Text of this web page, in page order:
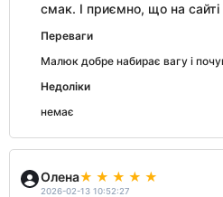
смак. І приємно, що на сайті
Переваги
Малюк добре набирає вагу і
Недоліки
немає
Олена
2026-02-13 10:52:27